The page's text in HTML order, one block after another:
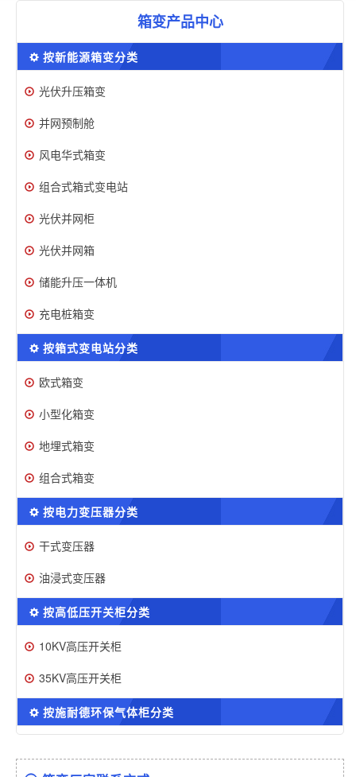
箱变产品中心
按新能源箱变分类
光伏升压箱变
并网预制舱
风电华式箱变
组合式箱式变电站
光伏并网柜
光伏并网箱
储能升压一体机
充电桩箱变
按箱式变电站分类
欧式箱变
小型化箱变
地埋式箱变
组合式箱变
按电力变压器分类
干式变压器
油浸式变压器
按高低压开关柜分类
10KV高压开关柜
35KV高压开关柜
按施耐德环保气体柜分类